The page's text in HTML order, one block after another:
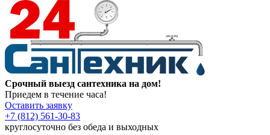
Срочный выезд сантехника на дом!
Приедем в течение часа!
Оставить заявку
+7 (812) 561-30-83
круглосуточно без обеда и выходных